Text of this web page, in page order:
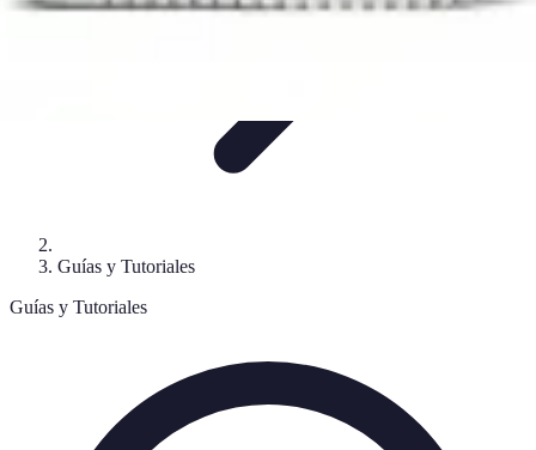
Guías y Tutoriales
Guías y Tutoriales